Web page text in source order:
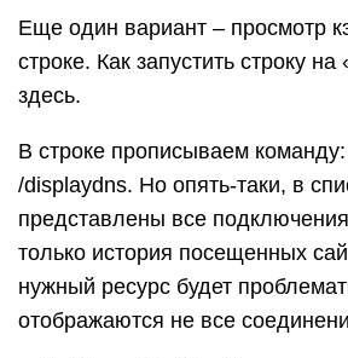
Еще один вариант – просмотр
строке. Как запустить строку
здесь.
В строке прописываем
/displaydns. Но опять-таки, в
представлены все подключения
только история посещенных
нужный ресурс будет
отображаются не все